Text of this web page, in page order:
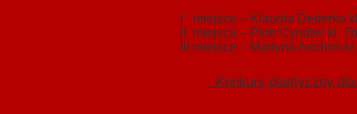
I miejsce – Klaudia Dederko
II miejsca – Piotr Cyndler kl.
III miejsce – Martyna Anchim
Konkurs plastyczny